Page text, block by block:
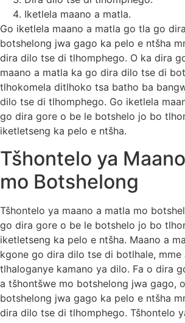
Iketlela maano a matla.
Go iketlela maano a matla go tla go
botshelong jwa gago ka pelo e ntšha
dira dilo tse di tlhomphego. O ka dira
maano a matla ka go dira dilo tse di
tlhokomela ditlhoko tsa batho ba
dilo tse di tlhomphego. Go iketlela
go dira gore o be le botshelo jo bo
iketletseng ka pelo e ntšha.
Tšhontelo ya
mo Botshelong
Tšhontelo ya maano a matla mo
go dira gore o be le botshelo jo bo
iketletseng ka pelo e ntšha. Maano a
kgone go dira dilo tse di botlhale,
tlhaloganye kamano ya dilo. Fa o dira
a tšhontšwe mo botshelong jwa gago,
botshelong jwa gago ka pelo e ntšha
dira dilo tse di tlhomphego. Tšhontelo